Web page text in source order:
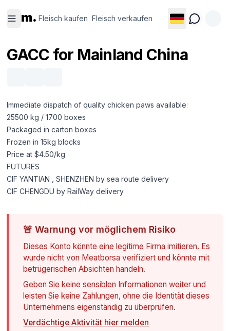
m. Fleisch kaufen Fleisch verkaufen
kaufen
verkaufen
GACC for Mainland China
Immediate dispatch of quality chicken paws available:
25500 kg / 1700 boxes
Packaged in carton boxes
Frozen in 15kg blocks
Price at $4.50/kg
FUTURES
CIF YANTIAN , SHENZHEN by sea route delivery
CIF CHENGDU by RailWay delivery
🚨Warnung vor möglichem Risiko
Dieses Konto könnte eine legitime Firma imitieren. Es
wurde nicht von Meatborsa verifiziert und könnte mit
betrügerischen Absichten handeln.
Geben Sie keine sensiblen Informationen weiter und
leisten Sie keine Zahlungen, ohne die Identität dieses
Unternehmens eigenständig zu überprüfen.
Verdächtige Aktivität hier melden